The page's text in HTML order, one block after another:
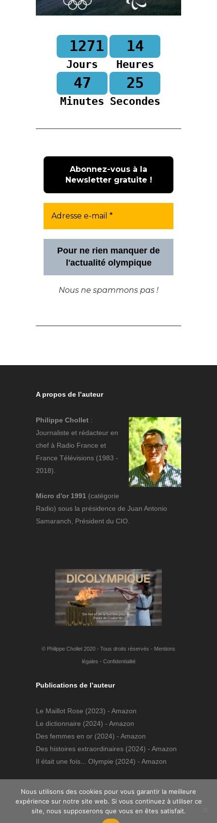
1271
Jours
14
Heures
47
Minutes
24
Secondes
Pour ne rien manquer de
l'actualité olympique
Nous ne spammons pas !
A propos de l’auteur
Philippe Chollet :
Journaliste et rédacteur en
chef à Radio France et
France Télévisions (1983 -
2018).
Micro d'or 1991 (catégorie
Radio) sous la présidence de Juan Antonio
Samaranch, Président du CIO.
© Philippe Chollet 2020 - Tous droits réservés - Mentions
légales - Confidentialité
Publications de l’auteur
Le Maillot Rose (2023) - Amazon
Le dictionnaire (2024) - Amazon
Des femmes en or (2024) - Amazon
Des histoires extraordinaires (2024) - Amazon
Il était une fois... Olympie (2024) - Amazon
Nous utilisons des cookies pour vous garantir la meilleure
expérience sur notre site web. Si vous continuez à utiliser ce
site, nous supposerons que vous en êtes satisfait.